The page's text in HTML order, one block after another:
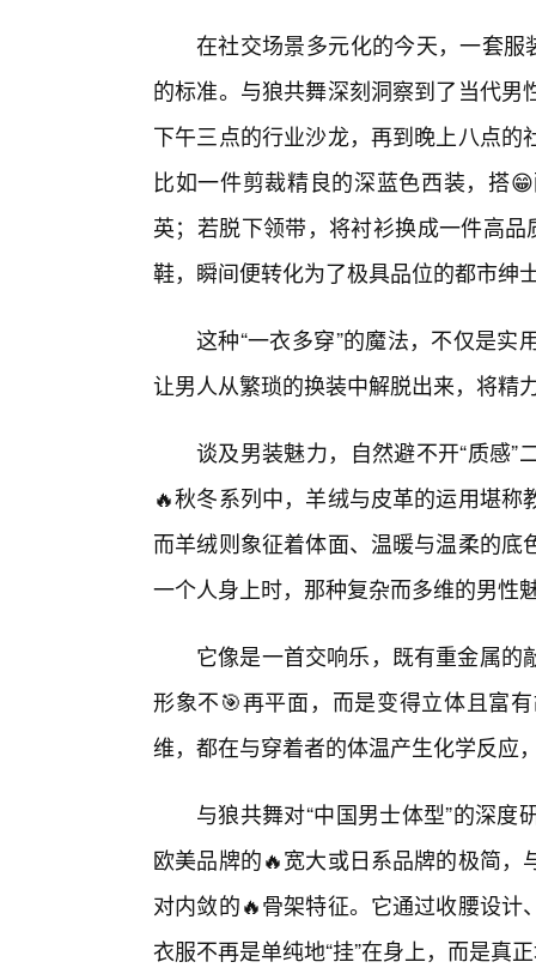
在社交场景多元化的今天，一套服
的标准。与狼共舞深刻洞察到了当代
下午三点的行业沙龙，再到晚上八点
比如一件剪裁精良的深蓝色西装，搭
英；若脱下领带，将衬衫换成一件高
鞋，瞬间便转化为了极具品位的都市绅
这种“一衣多穿”的魔法，不仅是
让男人从繁琐的换装中解脱出来，将精
谈及男装魅力，自然避不开“质感
🔥秋冬系列中，羊绒与皮革的运用堪
而羊绒则象征着体面、温暖与温柔的
一个人身上时，那种复杂而多维的男性
它像是一首交响乐，既有重金属
形象不🎯再平面，而是变得立体且富
维，都在与穿着者的体温产生化学反应
与狼共舞对“中国男士体型”的深
欧美品牌的🔥宽大或日系品牌的极简
对内敛的🔥骨架特征。它通过收腰设
衣服不再是单纯地“挂”在身上，而是真